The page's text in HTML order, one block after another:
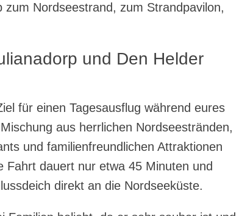
Nordseestrand, zum Strandpavilon,
und Den Helder
für einen Tagesausflug während eures
aus herrlichen Nordseestränden,
und familienfreundlichen Attraktionen
Fahrt dauert nur etwa 45 Minuten und
direkt an die Nordseeküste.